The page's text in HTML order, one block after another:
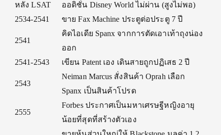
หลัง LSAT
ออดิชั่น Disney World ไม่ผ่าน (สูงไม่พอ)
2534-2541
ขาย Fax Machine ประตูต่อประตู 7 ปี
2541
คิดไอเดีย Spanx จากการตัดเอาเท้าถุงน่อง
ออก
2541-2543
เขียน Patent เอง เดินสายถูกปฏิเสธ 2 ปี
2543
Neiman Marcus สั่งสินค้า Oprah เลือก
Spanx เป็นสินค้าโปรด
2555
Forbes ประกาศเป็นมหาเศรษฐีหญิงอายุ
น้อยที่สุดที่สร้างตัวเอง